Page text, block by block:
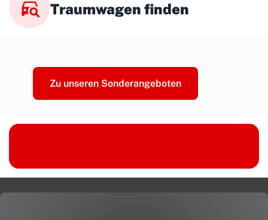
Traumwagen finden
Zu unseren Sonderangeboten